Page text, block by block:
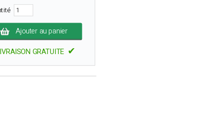
Ajouter au panier
GRATUITE ✔